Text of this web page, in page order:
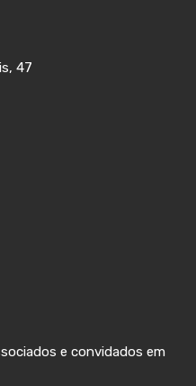
47
e convidados em